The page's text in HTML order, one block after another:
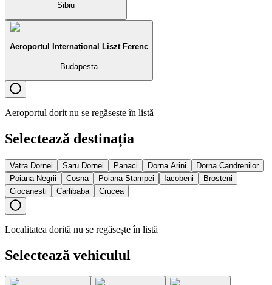
Sibiu
Aeroportul Internațional Liszt Ferenc
Budapesta
Aeroportul dorit nu se regăsește în listă
Selectează destinația
Vatra Dornei Saru Dornei Panaci Dorna Arini
Dorna Candrenilor
Poiana Negrii
Cosna Poiana Stampei Iacobeni
Brosteni
Ciocanesti
Carlibaba Crucea
Localitatea dorită nu se regăsește în listă
Selectează vehiculul